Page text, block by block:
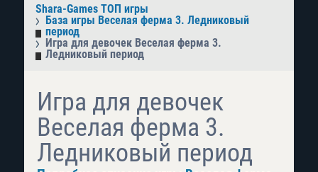
Shara-Games ТОП игры
База игры Веселая ферма 3. Ледниковый
период
Игра для девочек Веселая ферма 3.
Ледниковый период
Игра для девочек
Веселая ферма 3.
Ледниковый период